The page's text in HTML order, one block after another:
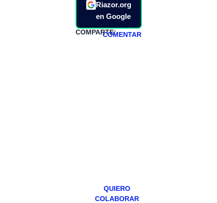
Riazor.org
en Google
COMPARTE:COMENTAR
QUIERO
COLABORAR